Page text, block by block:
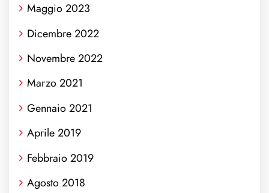
Maggio 2023
Dicembre 2022
Novembre 2022
Marzo 2021
Gennaio 2021
Aprile 2019
Febbraio 2019
Agosto 2018